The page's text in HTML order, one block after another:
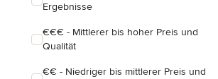
Ergebnisse
€€€ - Mittlerer bis hoher Preis und
Qualität
€€ - Niedriger bis mittlerer Preis und